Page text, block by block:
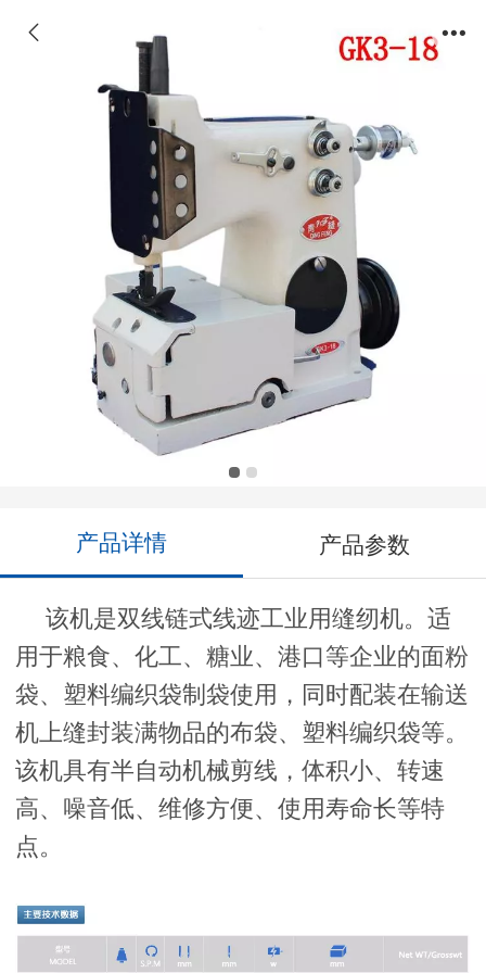
YHGK3-18型缝纫机
产品详情 产品参数
该机是双线链式线迹工业用缝纫机。适
用于粮食、化工、糖业、港口等企业的面粉
袋、塑料编织袋制袋使用，同时配装在输送
机上缝封装满物品的布袋、塑料编织袋等。
该机具有半自动机械剪线，体积小、转速
高、噪音低、维修方便、使用寿命长等特
点。